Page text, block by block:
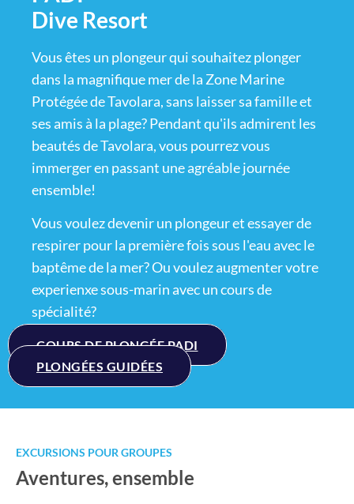
Dive Resort
Vous êtes un plongeur qui souhaitez plonger
dans la magnifique mer de la Zone Marine
Protégée de Tavolara, sans laisser sa famille et
ses amis à la plage? Pendant qu'ils admirent les
beautés de Tavolara, vous pourrez vous
immerger en passant une agréable journée
ensemble!
Vous voulez devenir un plongeur et essayer de
respirer pour la première fois sous l'eau avec le
baptême de la mer? Ou voulez augmenter votre
experienxe sous-marin avec un cours de
spécialité?
COURS DE PLONGÉE PADI
PLONGÉES GUIDÉES
EXCURSIONS POUR GROUPES
Aventures, ensemble